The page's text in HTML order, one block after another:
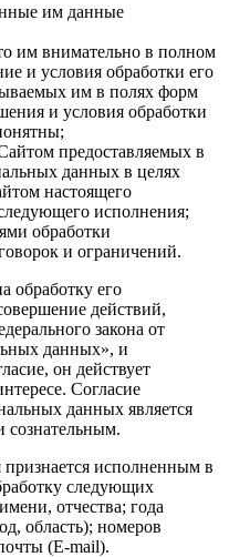
им данные
им внимательно в полном
и условия обработки его
им в полях форм
и условия обработки
предоставляемых в
данных в целях
настоящего
исполнения;
обработки
и ограничений.
обработку его
действий,
закона от
данных», и
он действует
Согласие
данных является
признается исполненным в
следующих
отчества; года
область); номеров
(E-mail).